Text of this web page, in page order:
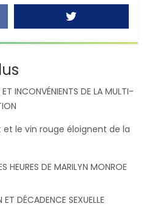
INCONVÉNIENTS DE LA MULTI-
et le vin rouge éloignent de la
HEURES DE MARILYN MONROE
DÉCADENCE SEXUELLE